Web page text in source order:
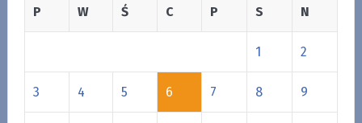
P W Ś C P S N
1 2
3 4 5 6 7 8 9